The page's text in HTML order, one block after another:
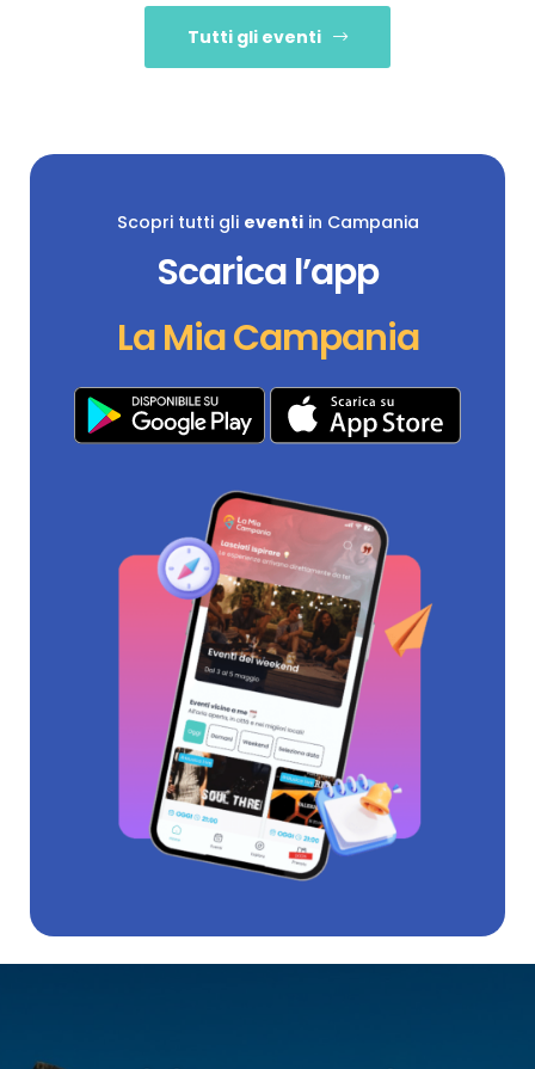
Tutti gli eventi
Scopri tutti gli eventiin Campania
Scarica l’app
La Mia Campania